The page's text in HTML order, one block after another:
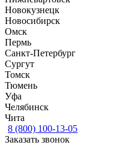
Новокузнецк
Новосибирск
Омск
Пермь
Санкт-Петербург
Сургут
Томск
Тюмень
Уфа
Челябинск
Чита
8 (800) 100-13-05
Заказать звонок